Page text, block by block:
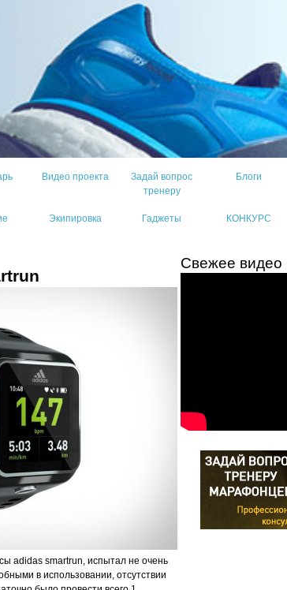
Видео проекта
Задай вопрос
тренеру
Блоги
Экипировка Гаджеты КОНКУРС
adidas smartrun, испытал не очень
в использовании, отсутствии
Свежее видео